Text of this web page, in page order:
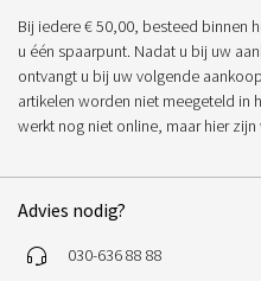
Bij iedere € 50,00, besteed binnen
u één spaarpunt. Nadat u bij uw
ontvangt u bij uw volgende
artikelen worden niet meegeteld in
werkt nog niet online, maar hier
Advies nodig?
030-636 88 88